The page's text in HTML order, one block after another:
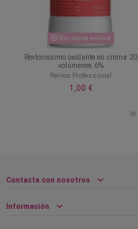
Sin stock online
Revlonissimo oxidante en crema 20
volúmenes 6%
Revlon Professional
1,00 €
Contacta con nosotros
Información